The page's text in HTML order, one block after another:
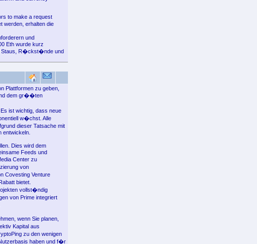
to make a request
werden, erhalten die
und
Eth wurde kurz
Staus, R�ckst�nde und
Plattformen zu geben,
dem gr��ten
ist wichtig, dass neue
w�chst. Alle
dieser Tatsache mit
entwickeln.
Dies wird dem
Feeds und
Center zu
von
Covesting Venture
bietet.
vollst�ndig
von Prime integriert
wenn Sie planen,
Kapital aus
zu den wenigen
haben und f�r